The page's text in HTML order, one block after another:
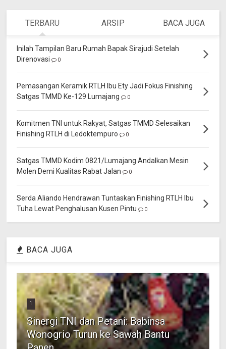
TERBARU ARSIP BACA JUGA
Inilah Tampilan Baru Rumah Bapak Sirajudi Setelah
Direnovasi
0
Pemasangan Keramik RTLH Ibu Ety Jadi Fokus Finishing
Satgas TMMD Ke-129 Lumajang
0
Komitmen TNI untuk Rakyat, Satgas TMMD Selesaikan
Finishing RTLH di Ledoktempuro
0
Satgas TMMD Kodim 0821/Lumajang Andalkan Mesin
Molen Demi Kualitas Rabat Jalan
0
Serda Aliando Hendrawan Tuntaskan Finishing RTLH Ibu
Tuha Lewat Penghalusan Kusen Pintu
0
BACA JUGA
1
Sinergi TNI dan Petani: Babinsa
Wonogrio Turun ke Sawah Bantu